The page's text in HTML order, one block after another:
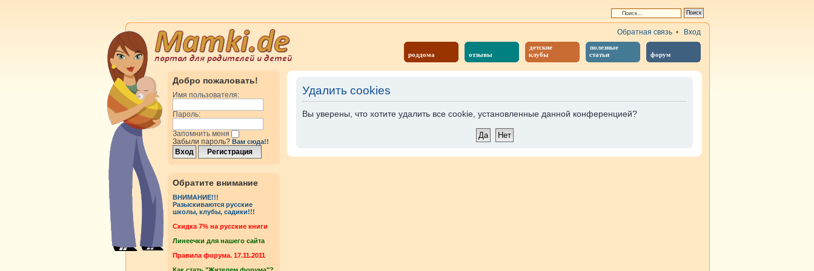
роддома отзывы
детские
клубы
полезные
статьи
форум
Обратная связь • Вход
Добро пожаловать!
Имя пользователя:
Пароль:
Запомнить меня
Забыли пароль? Вам сюда!!
Обратите внимание
ВНИМАНИЕ!!!
Разыскиваются русские
школы, клубы, садики!!!
Cкидка 7% на русские книги
Линеечки для нашего сайта
Правила форума. 17.11.2011
Удалить cookies
Вы уверены, что хотите удалить все cookie, установленные данной конференцией?